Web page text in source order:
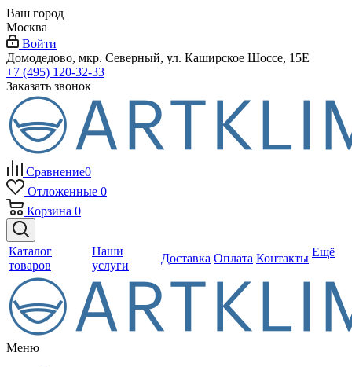
Ваш город
Москва
Войти
Домодедово, мкр. Северный, ул. Каширское Шоссе, 15Е
+7 (495) 120-32-33
Заказать звонок
Сравнение0
Отложенные 0
Корзина 0
Каталог
товаров
Наши
услуги
Доставка Оплата Контакты Ещё
Меню